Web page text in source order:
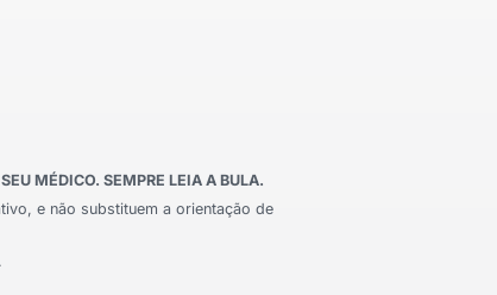
MÉDICO. SEMPRE LEIA A BULA.
e não substituem a orientação de